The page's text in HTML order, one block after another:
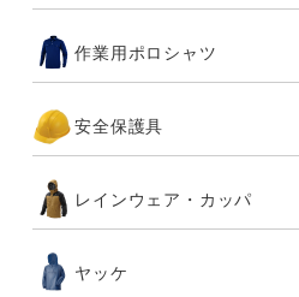
作業用ポロシャツ
安全保護具
レインウェア・カッパ
ヤッケ